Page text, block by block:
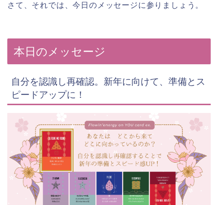
さて、それでは、今日のメッセージに参りましょう。
本日のメッセージ
自分を認識し再確認。新年に向けて、準備とス
ピードアップに！